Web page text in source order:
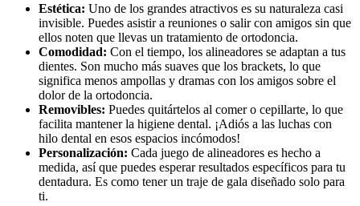
Estética: Uno de los grandes atractivos es su naturaleza casi
invisible. Puedes asistir a reuniones o salir con amigos sin que
ellos noten que llevas un tratamiento de ortodoncia.
Comodidad: Con el tiempo, los alineadores se adaptan a tus
dientes. Son mucho más suaves que los brackets, lo que
significa menos ampollas y dramas con los amigos sobre el
dolor de la ortodoncia.
Removibles: Puedes quitártelos al comer o cepillarte, lo que
facilita mantener la higiene dental. ¡Adiós a las luchas con
hilo dental en esos espacios incómodos!
Personalización: Cada juego de alineadores es hecho a
medida, así que puedes esperar resultados específicos para tu
dentadura. Es como tener un traje de gala diseñado solo para
ti.